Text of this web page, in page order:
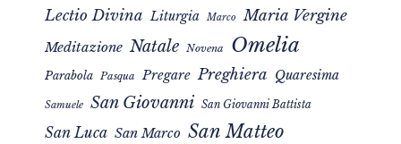
Lectio Divina Liturgia Marco Maria Vergine
Meditazione Natale Novena Omelia
Parabola Pasqua Pregare Preghiera Quaresima
Samuele San Giovanni San Giovanni Battista
San Luca San Marco San Matteo